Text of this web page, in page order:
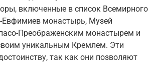
включенные в список Всемирного
монастырь, Музей
Преображенским монастырем и
уникальным Кремлем. Эти
так как они позволяют